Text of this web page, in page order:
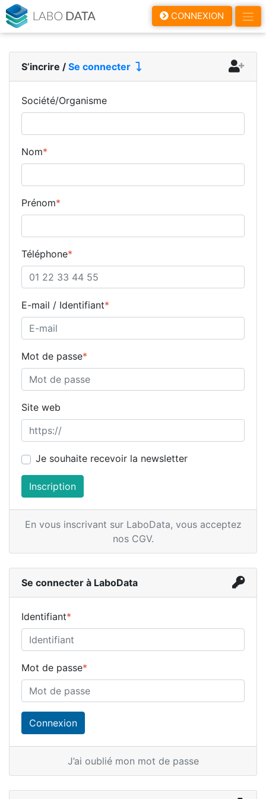
CONNEXION
S’incrire / Se connecter
Société/Organisme
Nom*
Prénom*
Téléphone*
E-mail / Identifiant*
Mot de passe*
Site web
Je souhaite recevoir la newsletter
Inscription
En vous inscrivant sur LaboData, vous acceptez
nos CGV.
Se connecter à LaboData
Identifiant*
Mot de passe*
J’ai oublié mon mot de passe